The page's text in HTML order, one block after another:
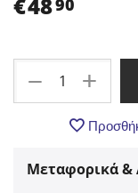
€4890
+
−
Μεταφορικά &